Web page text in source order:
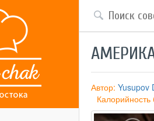
Автор: Yusupov